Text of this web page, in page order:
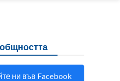
ни във Facebook